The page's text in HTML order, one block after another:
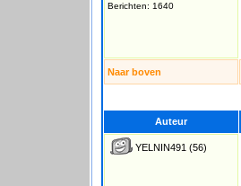
Berichten: 1640
Naar boven
Auteur
YELNIN491 (56)